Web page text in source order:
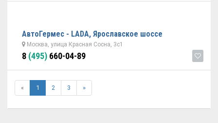
АвтоГермес - LADA, Ярославское шоссе
Москва, улица Красная Сосна, 3с1
8 (495) 660-04-89
« 1 2 3 »